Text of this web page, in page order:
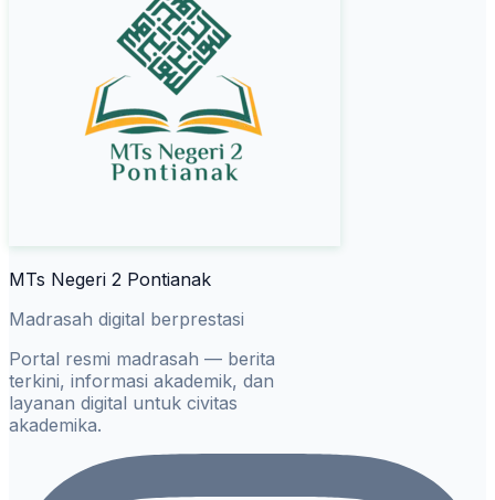
MTs Negeri 2 Pontianak
Madrasah digital berprestasi
Portal resmi madrasah — berita
terkini, informasi akademik, dan
layanan digital untuk civitas
akademika.